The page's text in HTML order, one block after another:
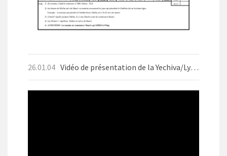
26.01.04 Vidéo de présentation de la Yechiva/Lycée d'Aix-les-Bains